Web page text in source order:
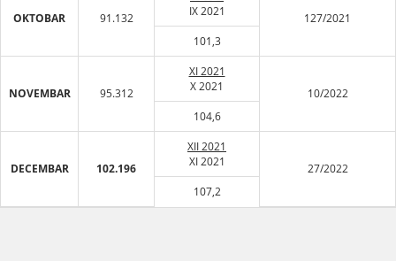
OKTOBAR 91.132
IX 2021
127/2021
101,3
NOVEMBAR 95.312
XI 2021
X 2021
10/2022
104,6
DECEMBAR 102.196
XII 2021
XI 2021
27/2022
107,2